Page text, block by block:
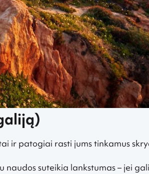
ir patogiai rasti jums tinkamus
suteikia lankstumas – jei